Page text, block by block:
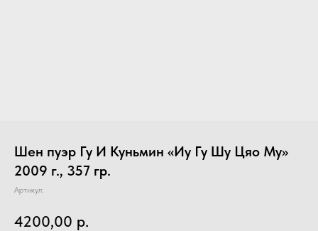
Шен пуэр Гу И Куньмин «Иу Гу Шу Цяо Му»
2009 г., 357 гр.
Артикул:
4200,00 р.